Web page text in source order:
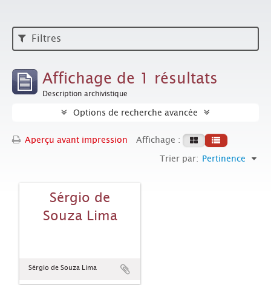
Filtres
Affichage de 1 résultats
Description archivistique
Options de recherche avancée
Aperçu avant impression
Affichage :
Trier par: Pertinence
Sérgio de
Souza Lima
Sérgio de Souza Lima